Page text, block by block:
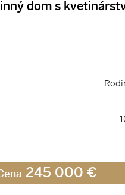
dom s
245 000 €